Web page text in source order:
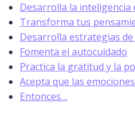
Desarrolla la inteligencia
Transforma tus
Desarrolla estrategias
Fomenta el autocuidado
Practica la gratitud y la
Acepta que las
Entonces…